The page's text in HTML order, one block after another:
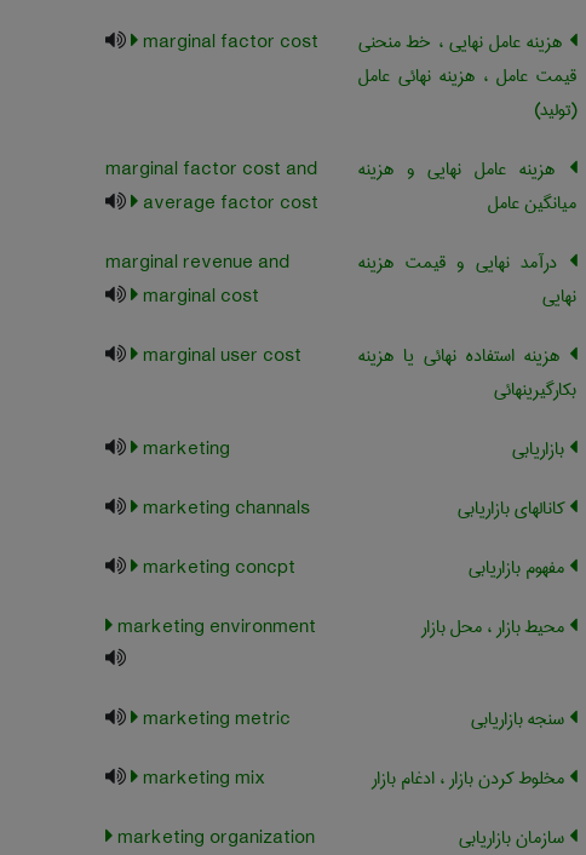
هزینه عامل نهایی ، خط منحنی
قیمت عامل ، هزینه نهائی عامل
(تولید)
marginal factor cost
هزینه عامل نهایی و هزینه
میانگین عامل
marginal factor cost and
average factor cost
درآمد نهایی و قیمت هزینه
نهایی
marginal revenue and
marginal cost
هزینه استفاده نهائی یا هزینه
بکارگیرینهائی
marginal user cost
بازاریابی
marketing
کانالهای بازاریابی
marketing channals
مفهوم بازاریابی
marketing concpt
محیط بازار ، محل بازار
marketing environment
سنجه بازاریابی
marketing metric
مخلوط کردن بازار ، ادغام بازار
marketing mix
سازمان بازاریابی
marketing organization